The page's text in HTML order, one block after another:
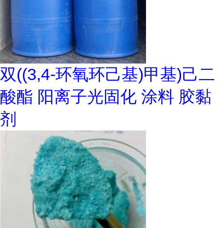
双((3,4-环氧环己基)甲基)己二
酸酯 阳离子光固化 涂料 胶黏
剂